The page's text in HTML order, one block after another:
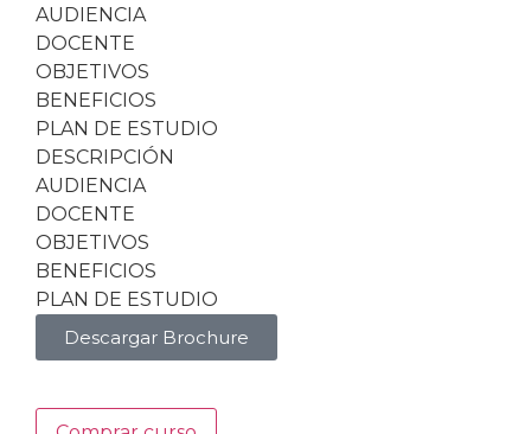
AUDIENCIA
DOCENTE
OBJETIVOS
BENEFICIOS
PLAN DE ESTUDIO
DESCRIPCIÓN
AUDIENCIA
DOCENTE
OBJETIVOS
BENEFICIOS
PLAN DE ESTUDIO
Descargar Brochure